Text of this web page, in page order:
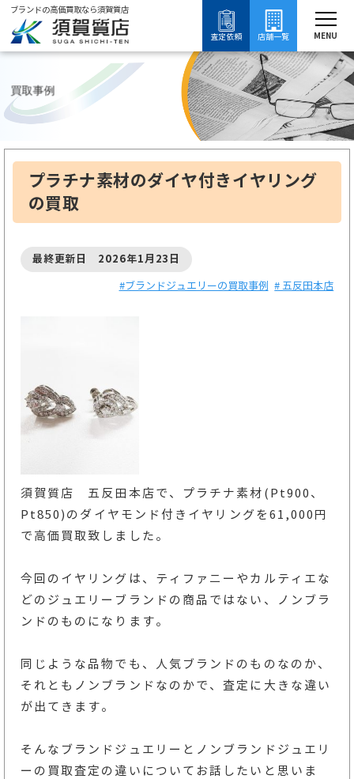
ブランドの高価買取なら須賀質店
査定依頼
店舗一覧 MENU
ブランド買取 ブランドジュエリー買取 ブランドジュエリーの買取事例
買取事例
プラチナ素材のダイヤ付きイヤリング
の買取
最終更新日 2026年1月23日
#ブランドジュエリーの買取事例
# 五反田本店
須賀質店 五反田本店で、プラチナ素材(Pt900、
Pt850)のダイヤモンド付きイヤリングを61,000円
で高価買取致しました。
今回のイヤリングは、ティファニーやカルティエな
どのジュエリーブランドの商品ではない、ノンブラ
ンドのものになります。
同じような品物でも、人気ブランドのものなのか、
それともノンブランドなのかで、査定に大きな違い
が出てきます。
そんなブランドジュエリーとノンブランドジュエリ
ーの買取査定の違いについてお話したいと思いま